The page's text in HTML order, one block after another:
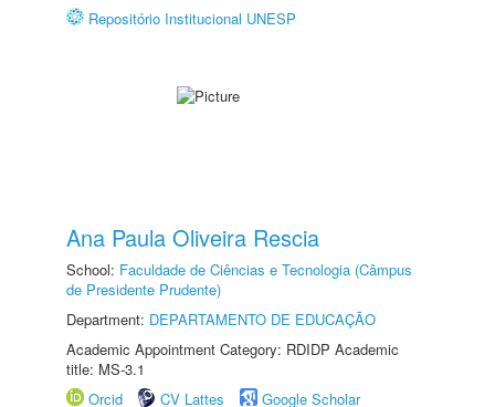
Repositório Institucional UNESP
Ana Paula Oliveira Rescia
School: Faculdade de Ciências e Tecnologia (Câmpus
de Presidente Prudente)
Department: DEPARTAMENTO DE EDUCAÇÃO
Academic Appointment Category: RDIDP Academic
title: MS-3.1
Orcid
CV Lattes
Google Scholar